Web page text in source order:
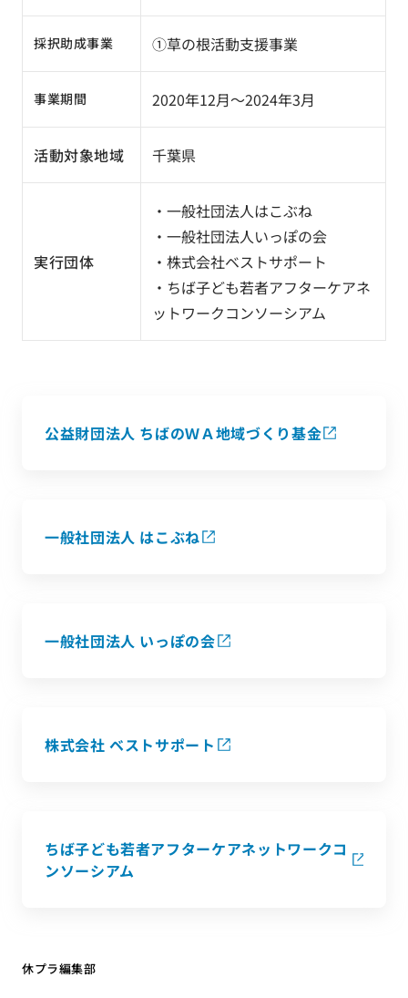
採択助成事業 ①草の根活動支援事業
事業期間 2020年12月～2024年3月
活動対象地域 千葉県
実行団体
・一般社団法人はこぶね
・一般社団法人いっぽの会
・株式会社ベストサポート
・ちば子ども若者アフターケアネ
ットワークコンソーシアム
公益財団法人 ちばのＷＡ地域づくり基金
一般社団法人 はこぶね
一般社団法人 いっぽの会
株式会社 ベストサポート
ちば子ども若者アフターケアネットワークコ
ンソーシアム
休プラ編集部